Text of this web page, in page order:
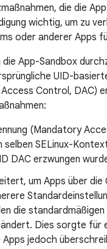
die die
wichtig, um zu
oder anderer Apps
App-Sandbox
UID-
Control, DAC)
(Mandatory
SELinux-
DAC erzwungen
um Apps über die
die
Dies sorgte für
jedoch